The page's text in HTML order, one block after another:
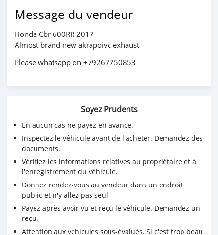
Message du vendeur
Honda Cbr 600RR 2017
Almost brand new akrapoivc exhaust
Please whatsapp on +79267750853
Soyez Prudents
En aucun cas ne payez en avance.
Inspectez le véhicule avant de l'acheter. Demandez des
documents.
Vérifiez les informations relatives au propriétaire et à
l'enregistrement du véhicule.
Donnez rendez-vous au vendeur dans un endroit
public et n'y allez pas seul.
Payez après avoir vu et reçu le véhicule. Demandez un
reçu.
Attention aux véhicules sous-évalués. Si c'est trop beau